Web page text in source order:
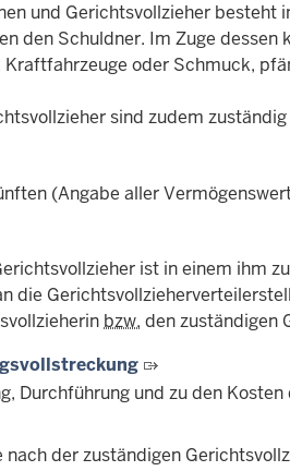
und Gerichtsvollzieher besteht
den Schuldner. Im Zuge
Kraftfahrzeuge oder Schmuck,
sind zudem
(Angabe aller
ist in einem ihm
die
bzw. den zuständigen
Durchführung und zu den
der zuständigen